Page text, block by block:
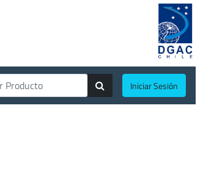
Iniciar Sesión